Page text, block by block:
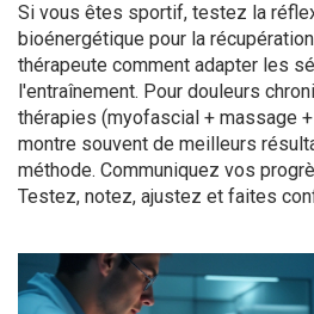
Si vous êtes sportif, testez la
bioénergétique pour la
thérapeute comment adapter les
l'entraînement. Pour douleurs
thérapies (myofascial + massage
montre souvent de meilleurs
méthode. Communiquez vos
Testez, notez, ajustez et faites